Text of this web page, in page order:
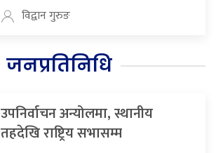
विद्वान गुरुङ
जनप्रतिनिधि
उपनिर्वाचन अन्योलमा, स्थानीय
तहदेखि राष्ट्रिय सभासम्म